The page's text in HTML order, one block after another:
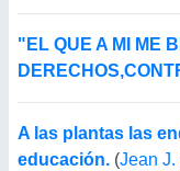
"EL QUE A MI ME
A las plantas las
educación. (Jean J.